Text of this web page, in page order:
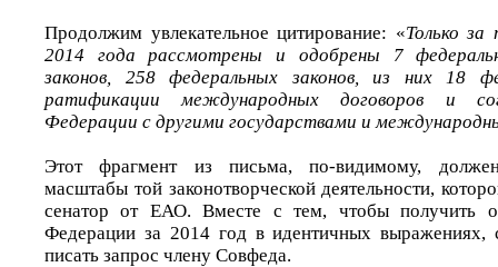
Продолжим увлекательное цитирование: «Только за
2014 года рассмотрены и одобрены 7
законов, 258 федеральных законов, из них 18
ратификации международных договоров и
Федерации с другими государствами и
Этот фрагмент из письма, по-видимому, должен
масштабы той законотворческой деятельности,
сенатор от ЕАО. Вместе с тем, чтобы получить
Федерации за 2014 год в идентичных выражениях,
писать запрос члену Совфеда.